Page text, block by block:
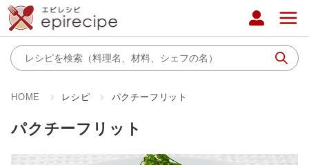
HOME レシピ パクチーフリット
パクチーフリット